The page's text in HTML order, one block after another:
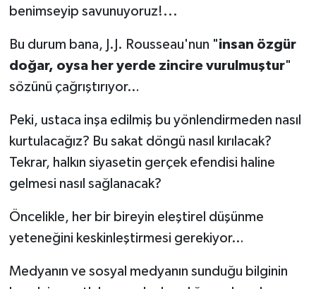
benimseyip savunuyoruz!...
Bu durum bana, J.J. Rousseau'nun "insan özgür
doğar, oysa her yerde zincire vurulmuştur"
sözünü çağrıştırıyor…
Peki, ustaca inşa edilmiş bu yönlendirmeden nasıl
kurtulacağız? Bu sakat döngü nasıl kırılacak?
Tekrar, halkın siyasetin gerçek efendisi haline
gelmesi nasıl sağlanacak?
Öncelikle, her bir bireyin eleştirel düşünme
yeteneğini keskinleştirmesi gerekiyor…
Medyanın ve sosyal medyanın sunduğu bilginin